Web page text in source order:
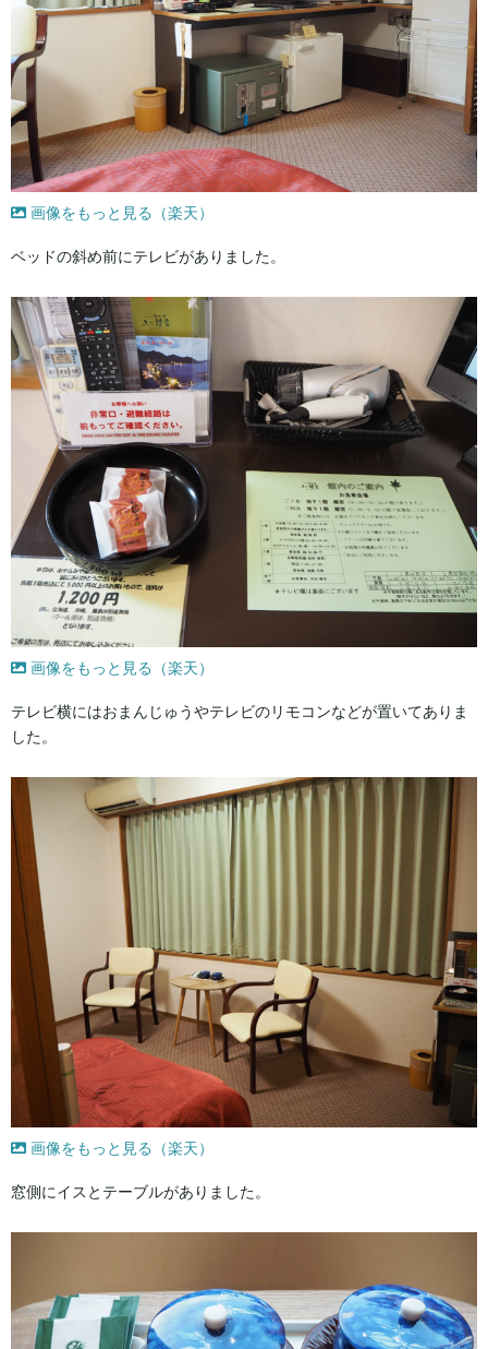
画像をもっと見る（楽天）
ベッドの斜め前にテレビがありました。
画像をもっと見る（楽天）
テレビ横にはおまんじゅうやテレビのリモコンなどが置いてありま
した。
画像をもっと見る（楽天）
窓側にイスとテーブルがありました。